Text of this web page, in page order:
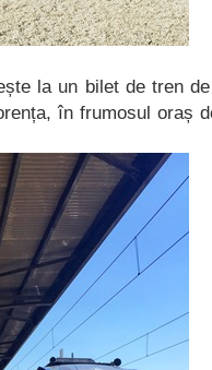
la un bilet de tren
în frumosul oraș